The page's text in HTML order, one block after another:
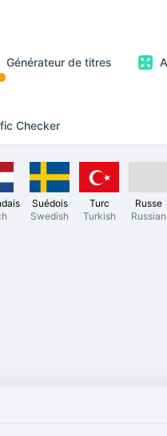
Générateur de titres
Checker
Suédois
Swedish
Turc
Turkish
Russe
Russian